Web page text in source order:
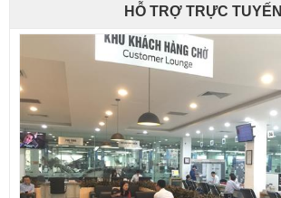
HỖ TRỢ TRỰC TUYẾN